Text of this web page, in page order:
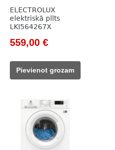
ELECTROLUX
elektriskā plīts
LKI564267X
Original
was:
806,00 €.
559,00 €Current
559,00 €.
Pievienot grozam